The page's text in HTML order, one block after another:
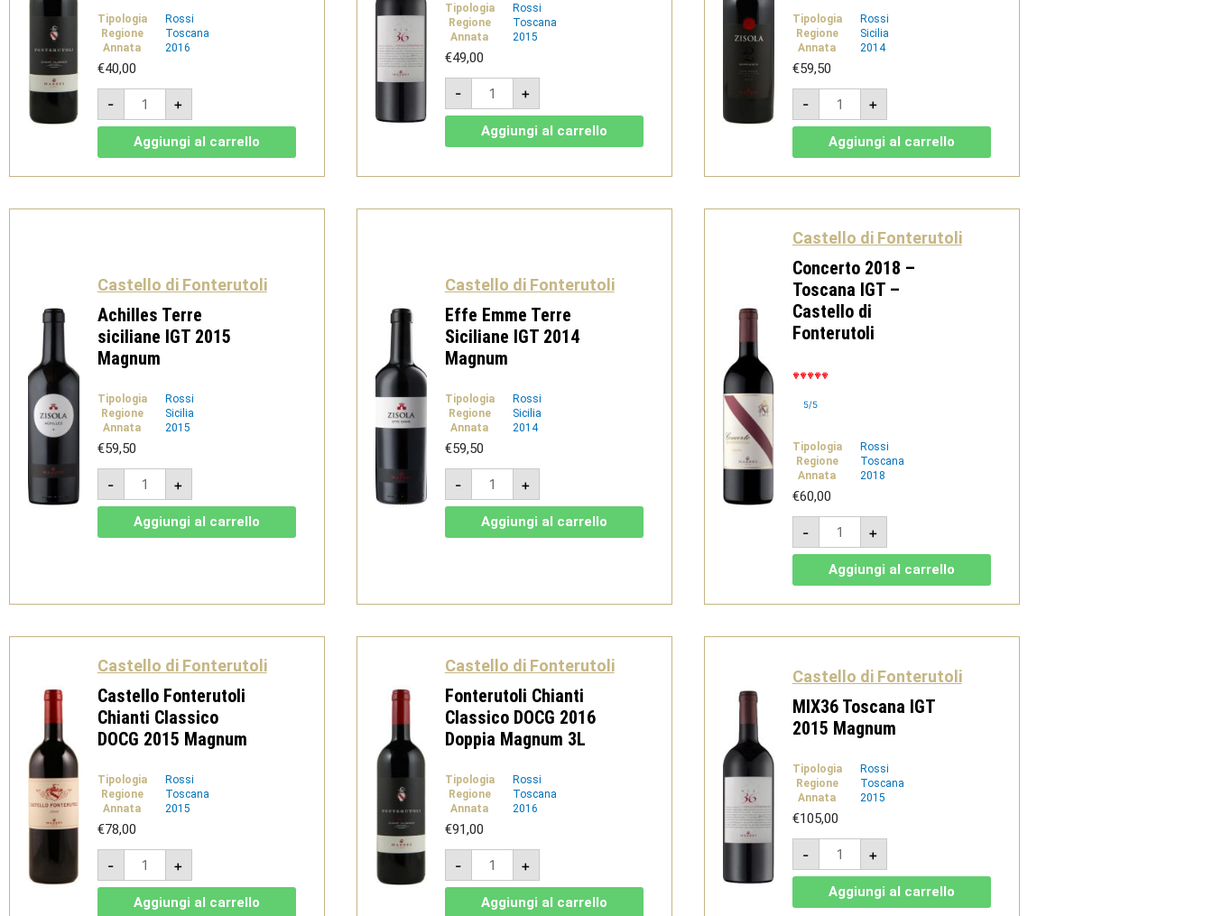
Tipologia
Rossi
Regione
Toscana
Annata
2016
€40,00
-
Fonterutoli
Chianti
Classico
DOCG
2016
Magnum
quantità
+
Aggiungi al carrello
Tipologia
Rossi
Regione
Toscana
Annata
2015
€49,00
-
MIX36
Toscana
IGT
2015
quantità
+
Aggiungi al carrello
Tipologia
Rossi
Regione
Sicilia
Annata
2014
€59,50
-
Doppiozeta
Noto
Rosso
DOC
2014
Magnum
quantità
+
Aggiungi al carrello
Castello di Fonterutoli
Achilles Terre
siciliane IGT 2015
Magnum
Tipologia
Rossi
Regione
Sicilia
Annata
2015
€59,50
-
Achilles
Terre
siciliane
IGT
2015
Magnum
+
Aggiungi al carrello
Castello di Fonterutoli
Effe Emme Terre
Siciliane IGT 2014
Magnum
Tipologia
Rossi
Regione
Sicilia
Annata
2014
€59,50
-
Effe
Emme
Terre
Siciliane
IGT
2014
+
Aggiungi al carrello
Castello di Fonterutoli
Concerto 2018 –
Toscana IGT –
Castello di
Fonterutoli
5/5
Tipologia
Rossi
Regione
Toscana
Annata
2018
€60,00
-
Concerto
2018
-
Toscana
IGT
-
Castello
+
Aggiungi al carrello
Castello di Fonterutoli
Castello Fonterutoli
Chianti Classico
DOCG 2015 Magnum
Tipologia
Rossi
Regione
Toscana
Annata
2015
€78,00
-
Castello
Fonterutoli
Chianti
Classico
DOCG
+
Aggiungi al carrello
Castello di Fonterutoli
Fonterutoli Chianti
Classico DOCG 2016
Doppia Magnum 3L
Tipologia
Rossi
Regione
Toscana
Annata
2016
€91,00
-
Fonterutoli
Chianti
Classico
DOCG
2016
+
Aggiungi al carrello
Castello di Fonterutoli
MIX36 Toscana IGT
2015 Magnum
Tipologia
Rossi
Regione
Toscana
Annata
2015
€105,00
-
MIX36
Toscana
IGT
2015
Magnum
quantità
+
Aggiungi al carrello